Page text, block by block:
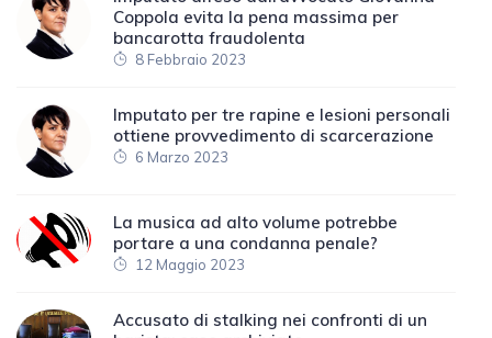
Coppola evita la pena massima per
bancarotta fraudolenta
8 Febbraio 2023
Imputato per tre rapine e lesioni personali
ottiene provvedimento di scarcerazione
6 Marzo 2023
La musica ad alto volume potrebbe
portare a una condanna penale?
12 Maggio 2023
Accusato di stalking nei confronti di un